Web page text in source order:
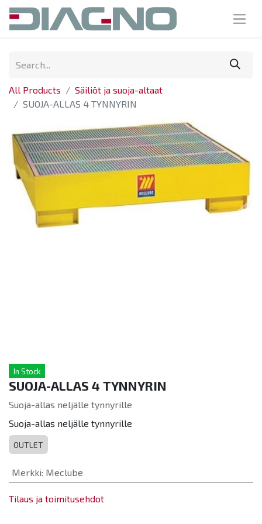
All Products
Säiliöt ja suoja-altaat
SUOJA-ALLAS 4 TYNNYRIN
In Stock
SUOJA-ALLAS 4 TYNNYRIN
Suoja-allas neljälle tynnyrille
Suoja-allas neljälle tynnyrille
OUTLET
Merkki: Meclube
Tilaus ja toimitusehdot